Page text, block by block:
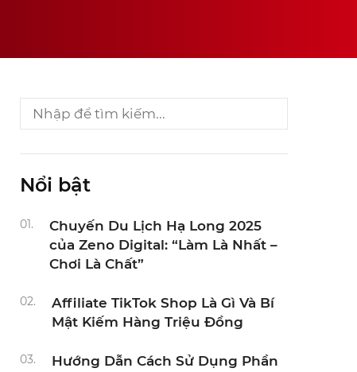
Nổi bật
01.
Chuyến Du Lịch Hạ Long 2025
của Zeno Digital: “Làm Là Nhất –
Chơi Là Chất”
02.
Affiliate TikTok Shop Là Gì Và Bí
Mật Kiếm Hàng Triệu Đồng
03.
Hướng Dẫn Cách Sử Dụng Phần